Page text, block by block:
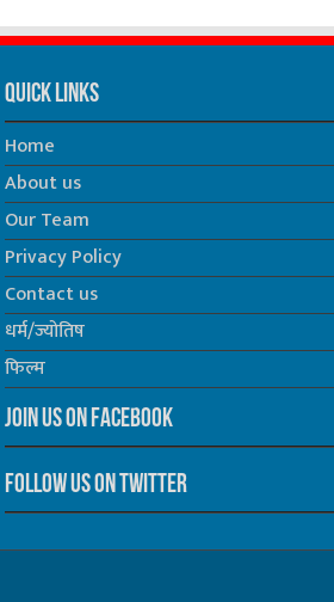
Quick Links
Home
About us
Our Team
Privacy Policy
Contact us
धर्म/ज्योतिष
फिल्म
Join us on Facebook
Follow us on Twitter